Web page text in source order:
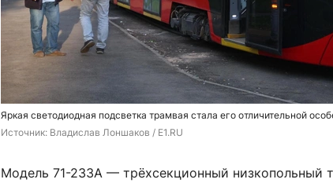
Яркая светодиодная подсветка трамвая стала его отличительной
Источник: Владислав Лоншаков / E1.RU
Модель 71-233А — трёхсекционный низкопольный